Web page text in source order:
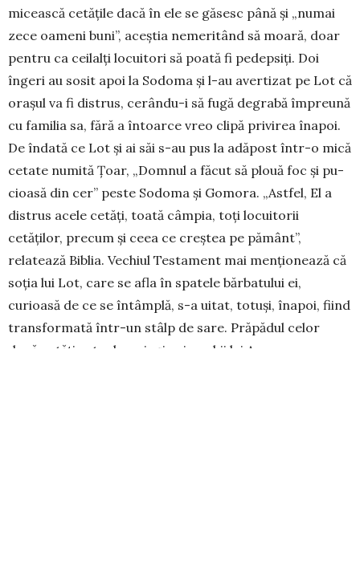
micească cetățile dacă în ele se găsesc pâ­nă și „numai
zece oa­meni buni”, aceștia neme­ri­tând să moară, doar
pen­tru ca ceilalți locuitori să poată fi pedepsiți. Doi
îngeri au sosit apoi la Sodoma și l-au avertizat pe Lot că
orașul va fi distrus, cerându-i să fugă de­gra­bă împreună
cu familia sa, fără a întoarce vreo clipă privirea înapoi.
De îndată ce Lot și ai săi s-au pus la adăpost într-o mică
cetate numită Țoar, „Domnul a făcut să plouă foc şi pu­
cioa­să din cer” peste So­doma și Gomora. „Astfel, El a
distrus acele cetăţi, toată câmpia, toţi locui­to­rii
cetăţilor, precum şi ceea ce creştea pe pământ”,
relatează Biblia. Ve­chiul Testament mai men­țio­nează că
soția lui Lot, care se afla în spatele bărba­tului ei,
curioasă de ce se întâmplă, s-a uitat, totuși, înapoi, fiind
trans­for­mată într-un stâlp de sare. Prăpădul celor
două ce­tăți este descris și prin ochii lui Avraam, care